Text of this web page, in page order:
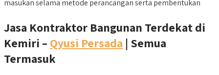
masukan selama metode perancangan serta pembentukan
Jasa Kontraktor Bangunan Terdekat di
Kemiri – Qyusi Persada | Semua
Termasuk